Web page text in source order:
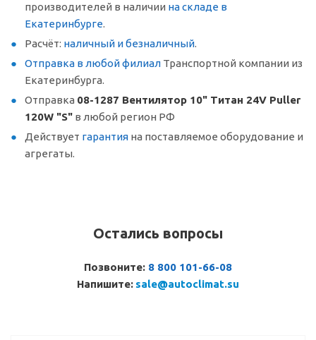
производителей в наличии на складе в
Екатеринбурге.
Расчёт: наличный и безналичный.
Отправка в любой филиал Транспортной компании из
Екатеринбурга.
Отправка 08-1287 Вентилятор 10" Титан 24V Puller
120W "S" в любой регион РФ
Действует гарантия на поставляемое оборудование и
агрегаты.
Остались вопросы
Позвоните: 8 800 101-66-08
Напишите: sale@autoclimat.su